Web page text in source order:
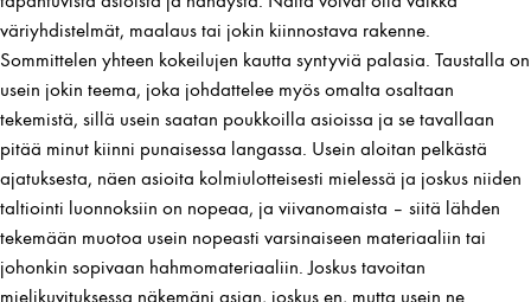
väriyhdistelmät, maalaus tai jokin kiinnostava rakenne.
Sommittelen yhteen kokeilujen kautta syntyviä palasia. Taustalla on
usein jokin teema, joka johdattelee myös omalta osaltaan
tekemistä, sillä usein saatan poukkoilla asioissa ja se tavallaan
pitää minut kiinni punaisessa langassa. Usein aloitan pelkästä
ajatuksesta, näen asioita kolmiulotteisesti mielessä ja joskus niiden
taltiointi luonnoksiin on nopeaa, ja viivanomaista – siitä lähden
tekemään muotoa usein nopeasti varsinaiseen materiaaliin tai
johonkin sopivaan hahmomateriaaliin. Joskus tavoitan
mielikuvituksessa näkemäni asian, joskus en, mutta usein ne